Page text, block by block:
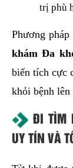
trị phù
Phương
khám Đa
biến tích cực
khỏi bệnh lên
ĐI TÌM
UY TÍN VÀ